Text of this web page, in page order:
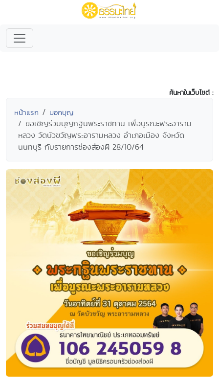
ค้นหาในเว็บไซต์ :
หน้าแรก บอกบุญ
ขอเชิญร่วมบุญกฐินพระราชทาน เพื่อบูรณะพระอาราม
หลวง วัดบัวขวัญพระอารามหลวง อำเภอเมือง จังหวัด
นนทบุรี กับรายการช่องส่องผี 28/10/64